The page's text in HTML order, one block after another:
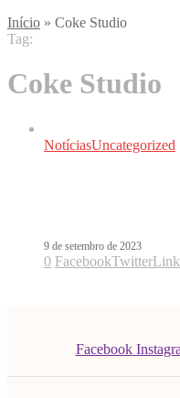
Início » Coke Studio
Tag:
Coke Studio
NotíciasUncategorized
9 de setembro de 2023
0 FacebookTwitter
Facebook